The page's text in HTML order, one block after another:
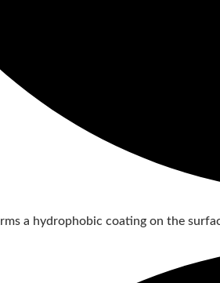
a hydrophobic coating on the